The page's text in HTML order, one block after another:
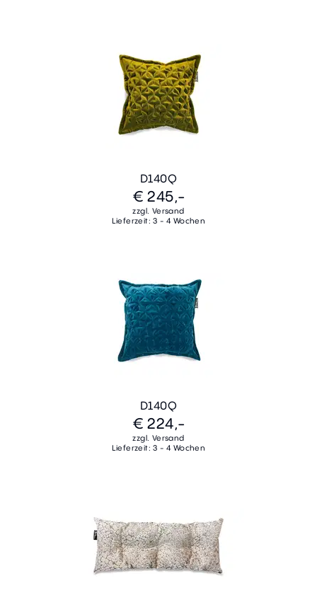
D140Q
€ 245,-
zzgl. Versand
Lieferzeit: 3 - 4 Wochen
D140Q
€ 224,-
zzgl. Versand
Lieferzeit: 3 - 4 Wochen